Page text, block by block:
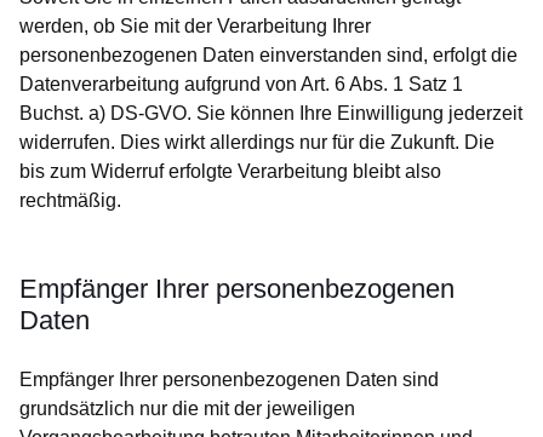
werden, ob Sie mit der Verarbeitung Ihrer
personenbezogenen Daten einverstanden sind, erfolgt die
Datenverarbeitung aufgrund von Art. 6 Abs. 1 Satz 1
Buchst. a) DS-GVO. Sie können Ihre Einwilligung jederzeit
widerrufen. Dies wirkt allerdings nur für die Zukunft. Die
bis zum Widerruf erfolgte Verarbeitung bleibt also
rechtmäßig.
Empfänger Ihrer personenbezogenen
Daten
Empfänger Ihrer personenbezogenen Daten sind
grundsätzlich nur die mit der jeweiligen